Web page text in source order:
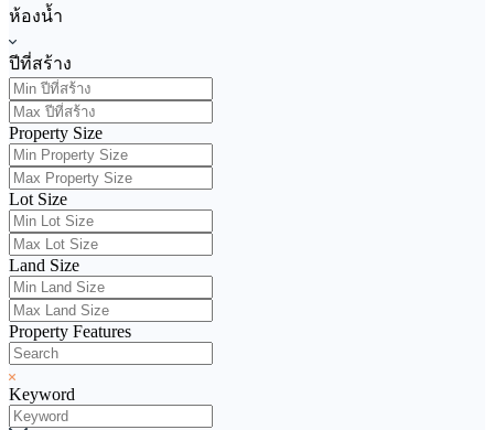
ห้องน้ำ
ปีที่สร้าง
Property Size
Lot Size
Land Size
Property Features
Keyword